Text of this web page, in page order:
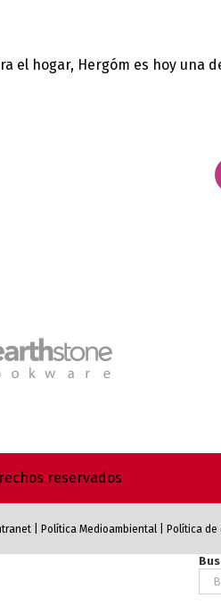
el hogar, Hergóm es hoy una
reservados
Política Medioambiental Política de